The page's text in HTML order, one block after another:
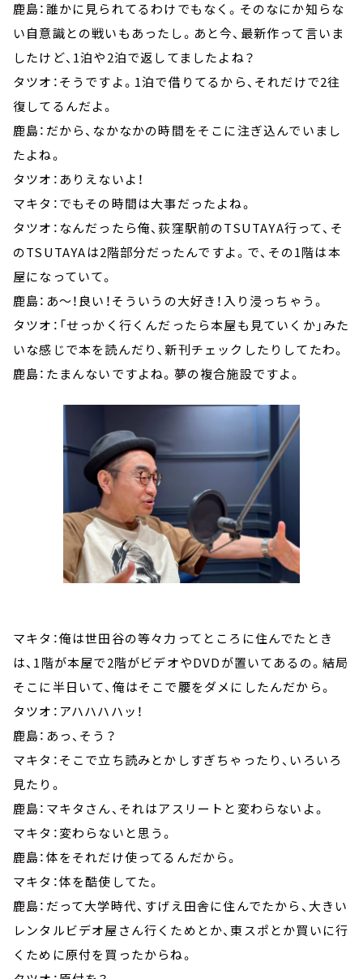
鹿島：誰かに見られてるわけでもなく。そのなにか知らな
い自意識との戦いもあったし。あと今、最新作って言いま
したけど、1泊や2泊で返してましたよね？
タツオ：そうですよ。1泊で借りてるから、それだけで2往
復してるんだよ。
鹿島：だから、なかなかの時間をそこに注ぎ込んでいまし
たよね。
タツオ：ありえないよ！
マキタ：でもその時間は大事だったよね。
タツオ：なんだったら俺、荻窪駅前のTSUTAYA行って、そ
のTSUTAYAは2階部分だったんですよ。で、その1階は本
屋になっていて。
鹿島：あ～！良い！そういうの大好き！入り浸っちゃう。
タツオ：「せっかく行くんだったら本屋も見ていくか」みた
いな感じで本を読んだり、新刊チェックしたりしてたわ。
鹿島：たまんないですよね。夢の複合施設ですよ。
マキタ：俺は世田谷の等々力ってところに住んでたとき
は、1階が本屋で2階がビデオやDVDが置いてあるの。結局
そこに半日いて、俺はそこで腰をダメにしたんだから。
タツオ：アハハハハッ！
鹿島：あっ、そう？
マキタ：そこで立ち読みとかしすぎちゃったり、いろいろ
見たり。
鹿島：マキタさん、それはアスリートと変わらないよ。
マキタ：変わらないと思う。
鹿島：体をそれだけ使ってるんだから。
マキタ：体を酷使してた。
鹿島：だって大学時代、すげえ田舎に住んでたから、大きい
レンタルビデオ屋さん行くためとか、東スポとか買いに行
くために原付を買ったからね。